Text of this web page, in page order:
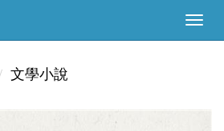
文學小說